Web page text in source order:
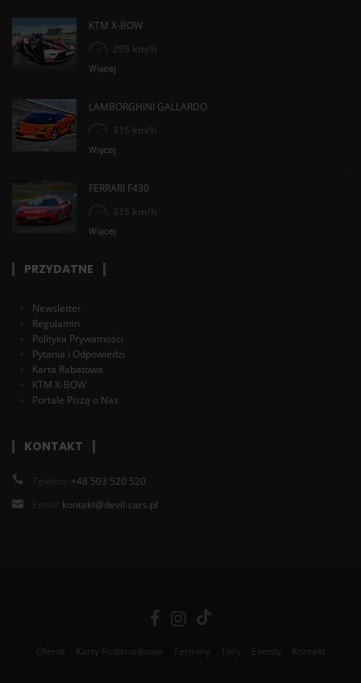
KTM X-BOW
295 km/h
Więcej
LAMBORGHINI GALLARDO
315 km/h
Więcej
FERRARI F430
315 km/h
Więcej
PRZYDATNE
Newsletter
Regulamin
Polityka Prywatności
Pytania i Odpowiedzi
Karta Rabatowa
KTM X-BOW
Portale Piszą o Nas
KONTAKT
Telefon: +48 503 520 520
Email: kontakt@devil-cars.pl
Oferta Karty Podarunkowe Terminy Tory Eventy Kontakt